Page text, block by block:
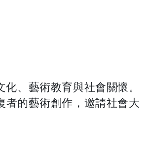
、藝術教育與社會關懷。
者的藝術創作，邀請社會大